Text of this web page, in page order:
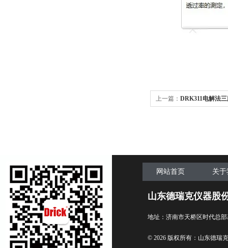
上一篇： DRK311电解法
网站首页 关
山东德瑞克仪器股
地址：济南市天桥区时代总
© 2026 版权所有：山东德瑞